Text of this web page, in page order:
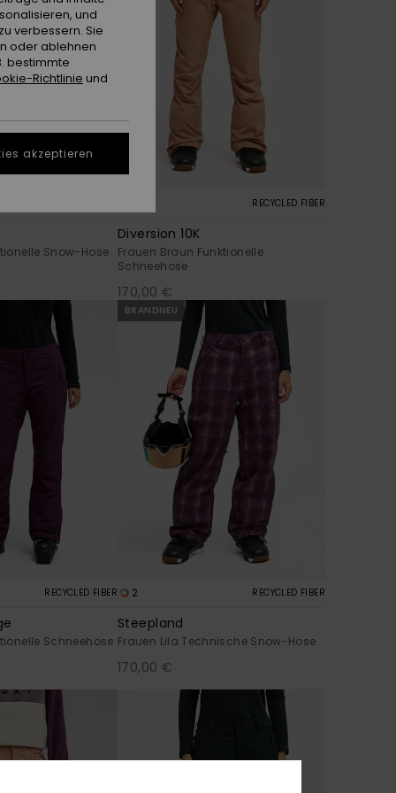
Snow-Hose
RECYCLED FIBER
Diversion 10K
Frauen Braun Funktionelle
Schneehose
170,00 €
RECYCLED FIBER
Schneehose
BRANDNEU
2 RECYCLED FIBER
Steepland
Frauen Lila Technische Snow-Hose
170,00 €
und
verbessern. Sie
oder ablehnen
bestimmte
Richtlinie und
akzeptieren